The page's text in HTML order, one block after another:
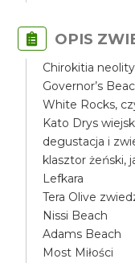
OPIS
Chirokitia
Governor’s
White Rocks,
Kato Drys
degustacja i
klasztor żeński,
Lefkara
Tera Olive
Nissi Beach
Adams Beach
Most Miłości